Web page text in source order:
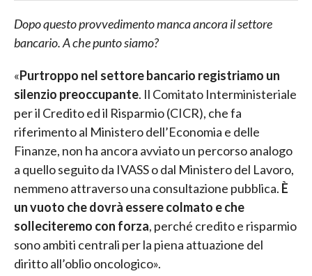
Dopo questo provvedimento manca ancora il settore
bancario. A che punto siamo?
«Purtroppo nel settore bancario registriamo un
silenzio preoccupante. Il Comitato Interministeriale
per il Credito ed il Risparmio (CICR), che fa
riferimento al Ministero dell’Economia e delle
Finanze, non ha ancora avviato un percorso analogo
a quello seguito da IVASS o dal Ministero del Lavoro,
nemmeno attraverso una consultazione pubblica. È
un vuoto che dovrà essere colmato e che
solleciteremo con forza, perché credito e risparmio
sono ambiti centrali per la piena attuazione del
diritto all’oblio oncologico».